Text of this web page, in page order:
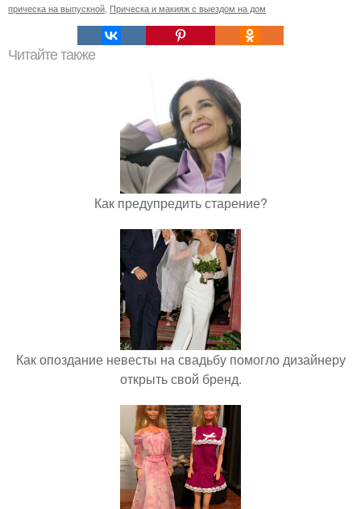
прическа на выпускной Прическа и макияж с выездом на дом
Читайте также
Как предупредить старение?
Как опоздание невесты на свадьбу помогло дизайнеру
открыть свой бренд.